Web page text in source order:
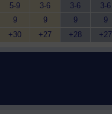
5-9
9
+30
3-6
9
+27
3-6
9
+28
3-6
9
+27